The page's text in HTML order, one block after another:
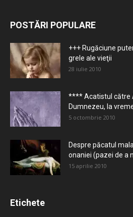
POSTĂRI POPULARE
+++ Rugăciune
grele ale vieţii
28 iulie 2010
**** Acatistul către
Dumnezeu, la
5 octombrie 2010
Despre păcatul
onaniei (pazei de a
15 aprilie 2010
Etichete